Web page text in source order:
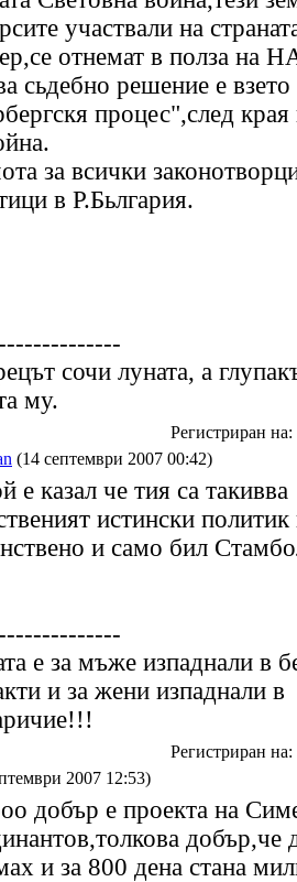
участвали на
отнемат в полза на
сьдебно решение е
процес",след края
за всички
в Р.Бьлгария.
сочи луната, а
му.
Регистриран
(14 септември 2007 00:42)
е казал че тия са такивва
истински
и само бил
е за мъже изпаднали в
и за жени изпаднали в
Регистриран
2007 12:53)
добър е проекта на
добър,че
и за 800 дена стана